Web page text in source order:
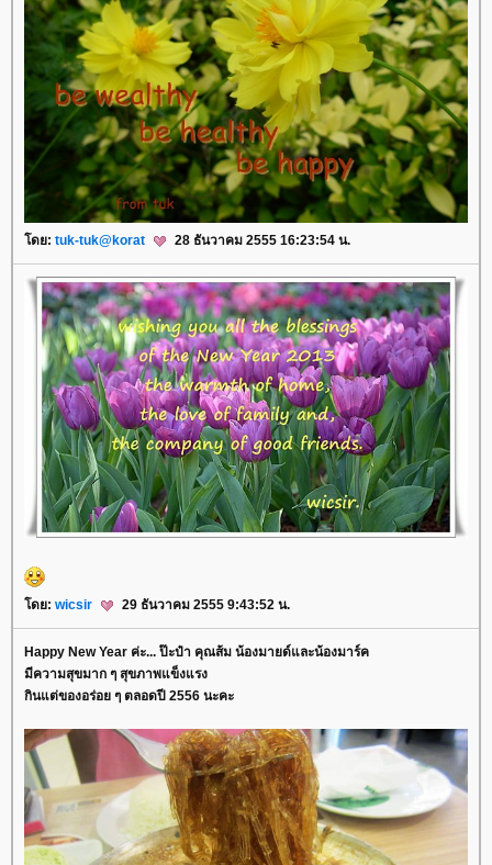
ดย: tuk-tuk@korat 28 ธันวาคม 2555 16:23:54 น.
ดย: wicsir 29 ธันวาคม 2555 9:43:52 น.
Happy New Year ค่ะ... ป๊ะป๋า คุณส้ม น้องมายด์และน้องมาร์ค
มีความสุขมาก ๆ สุขภาพแข็งแรง
กินแต่ของอร่อย ๆ ตลอดปี 2556 นะคะ